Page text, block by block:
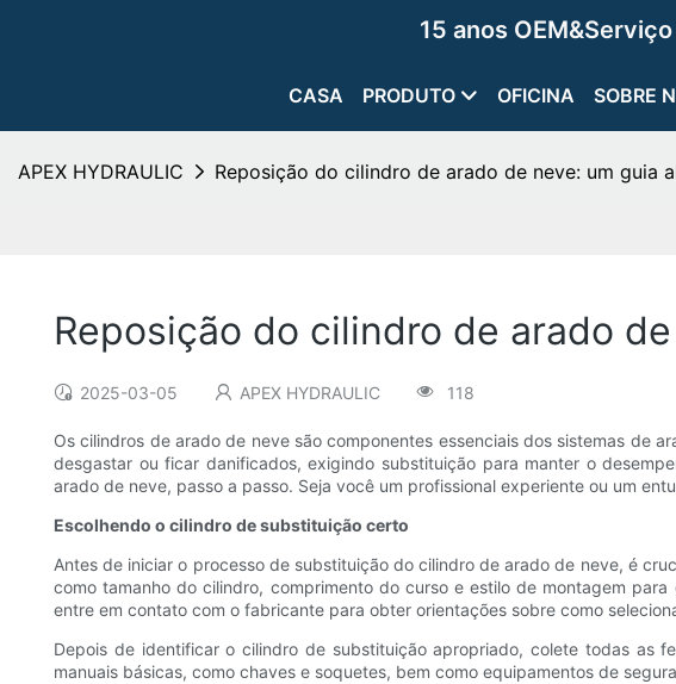
15 anos
CASA PRODUTO OFICINA SOBRE
APEX HYDRAULIC Reposição do cilindro de arado de neve: um guia
Reposição do cilindro de arado
2025-03-05 APEX HYDRAULIC 118
Os cilindros de arado de neve são componentes essenciais dos sistemas de
desgastar ou ficar danificados, exigindo substituição para manter o
arado de neve, passo a passo. Seja você um profissional experiente ou um
Escolhendo o cilindro de substituição certo
Antes de iniciar o processo de substituição do cilindro de arado de neve, é
como tamanho do cilindro, comprimento do curso e estilo de montagem
entre em contato com o fabricante para obter orientações sobre como
Depois de identificar o cilindro de substituição apropriado, colete todas as
manuais básicas, como chaves e soquetes, bem como equipamentos de